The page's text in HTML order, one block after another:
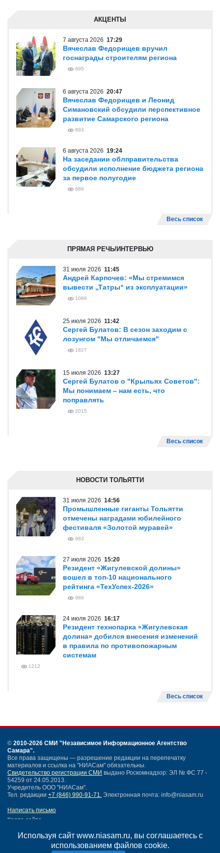
Используя сайт www.niasam.ru, вы соглашаетесь с
использованием файлов cookie.
АКЦЕНТЫ
7 августа 2026 17:29
Вячеслав Федорищев вручил
госнаграды строителям региона
695
6 августа 2026 20:47
Вячеслав Федорищев и Леонид
Симановский обсудили перспективное
развитие Самарского региона
893
6 августа 2026 19:24
На заседании облправительства
обсудили исполнение бюджета региона
за первое полугодие
889
Весь список
ПРЯМАЯ РЕЧЬ/ИНТЕРВЬЮ
31 июля 2026 11:45
Андрей Карпочев: «Мы стремимся
вывести „Татры“ из эксплуатации»
1089
25 июля 2026 11:42
Сергей Булатов: В сезон заходим с
лозунгом "Мы отличаемся"
1827
15 июля 2026 13:27
Сергей Булатов о "Крыльях Советов":
Мы понимаем – нам есть, что
поправлять
2015
Весь список
НОВОСТИ ТОЛЬЯТТИ
31 июля 2026 14:56
Промышленные гиганты Тольятти
отмечены наградами юбилейного
фестиваля «Золотой муравей»
983
27 июля 2026 15:20
Резидент «Жигулевской долины»
вошел в топ-10 национального
рейтинга «ТехУспех-2026»
986
24 июля 2026 16:17
Резидент технопарка «Жигулевская
долина» добился внесения изменений
в правила по противопожарным
системам
1212
Весь список
© 2010-2026 СМИ "Независимое Информационное Агентство
Самара".
Все права защищены — разрешение редакции на перепечатку
материалов и ссылка на "НИАСам" обязательны.
Свидетельство регистрации СМИ выдано Роскомнадзор: ЭЛ № ФС 77 -
54259 от 24.05.2013.
Учредитель ООО "НИАСам".
Тел. редакции +7 (846) 990-91-71. Электронная почта: info@niasam.ru
Написать письмо
Карта сайта
Политика конфиденциальности
Согласие на обработку персональных данных